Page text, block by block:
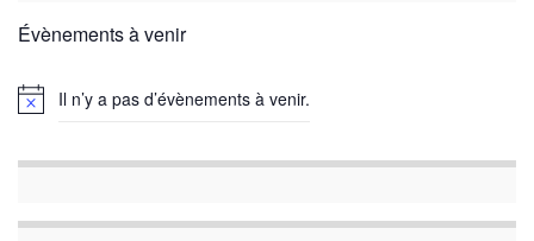
Évènements à venir
Il n’y a pas d’évènements à venir.